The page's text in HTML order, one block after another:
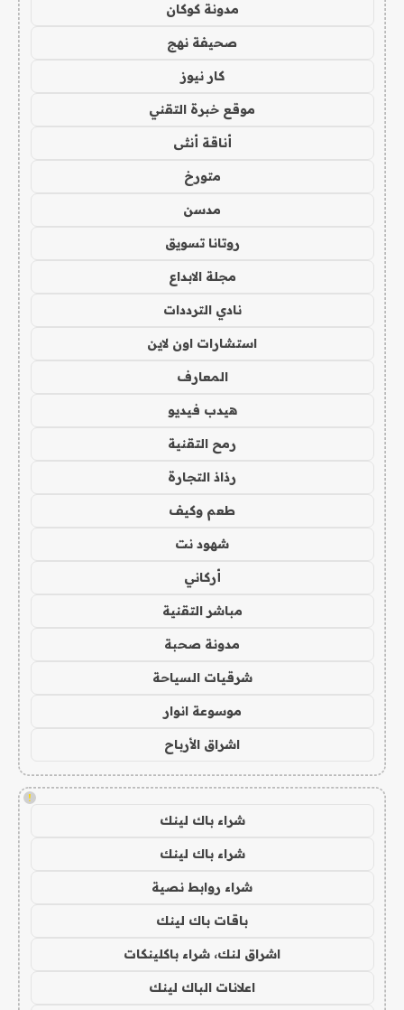
مدونة كوكان
صحيفة نهج
كار نيوز
موقع خبرة التقني
أناقة أنثى
متورخ
مدسن
روتانا تسويق
مجلة الابداع
نادي الترددات
استشارات اون لاين
المعارف
هيدب فيديو
رمح التقنية
رذاذ التجارة
طعم وكيف
شهود نت
أركاني
مباشر التقنية
مدونة صحبة
شرقيات السياحة
موسوعة انوار
اشراق الأرباح
!
شراء باك لينك
شراء باك لينك
شراء روابط نصية
باقات باك لينك
اشراق لنك، شراء باكلينكات
اعلانات الباك لينك